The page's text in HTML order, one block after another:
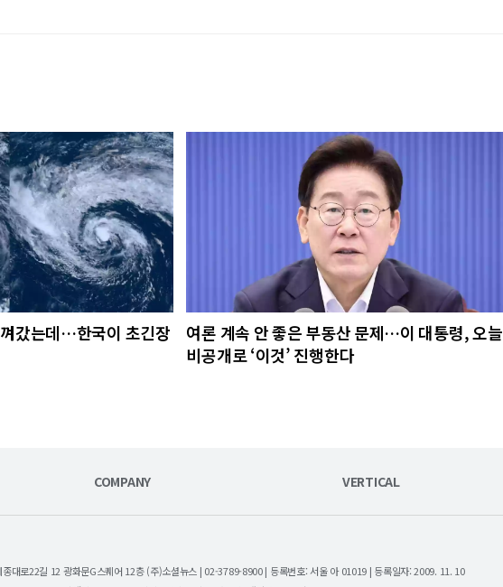
갔는데…한국이 초긴장
여론 계속 안 좋은 부동산 문제…이 대통령, 오늘
비공개로 ‘이것’ 진행한다
COMPANY VERTICAL
종대로22길 12 광화문G스퀘어 12층 (주)소셜뉴스 | 02-3789-8900 | 등록번호: 서울 아 01019 | 등록일자: 2009. 11. 10